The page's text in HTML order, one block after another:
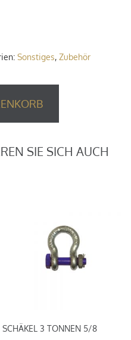
Sonstiges, Zubehör
SIE SICH AUCH
SCHÄKEL 3 TONNEN 5/8